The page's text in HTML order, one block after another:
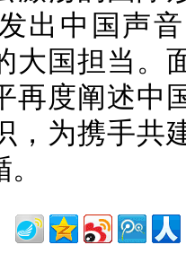
出中国声
大国担当。
再度阐述中
，为携手共